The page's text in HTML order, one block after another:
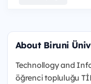
About Biruni
Technollogy and
öğrenci topluluğu